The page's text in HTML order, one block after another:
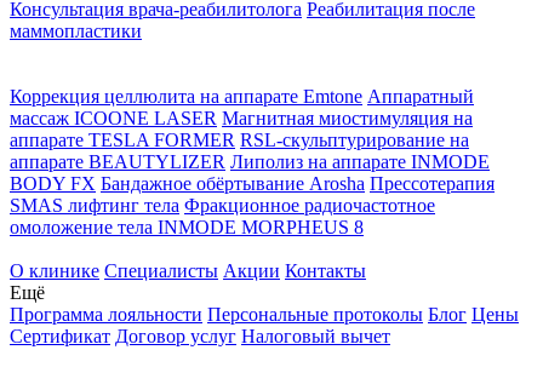
Консультация врача-реабилитолога Реабилитация после
маммопластики
Коррекция целлюлита на аппарате Emtone Аппаратный
массаж ICOONE LASER Магнитная миостимуляция на
аппарате TESLA FORMER RSL-скульптурирование на
аппарате BEAUTYLIZER Липолиз на аппарате INMODE
BODY FX Бандажное обёртывание Arosha Прессотерапия
SMAS лифтинг тела Фракционное радиочастотное
омоложение тела INMODE MORPHEUS 8
О клинике Специалисты Акции Контакты
Ещё
Программа лояльности Персональные протоколы Блог Цены
Сертификат Договор услуг Налоговый вычет